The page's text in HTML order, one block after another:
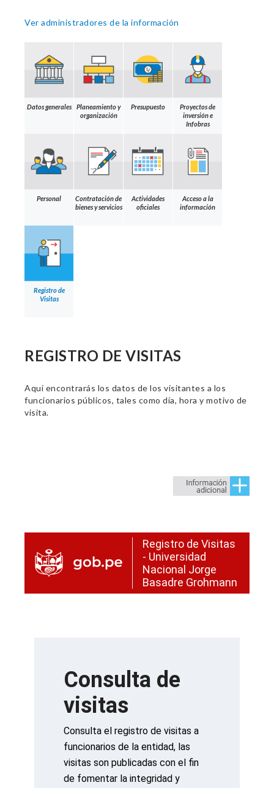
Ver administradores de la información
Datos generales
Planeamiento y
organización
Presupuesto
Proyectos de
inversión e
Infobras
Personal
Contratación de
bienes y servicios
Actividades
oficiales
Acceso a la
información
Registro de
Visitas
REGISTRO DE VISITAS
Aquí encontrarás los datos de los visitantes a los
funcionarios públicos, tales como día, hora y motivo de
visita.